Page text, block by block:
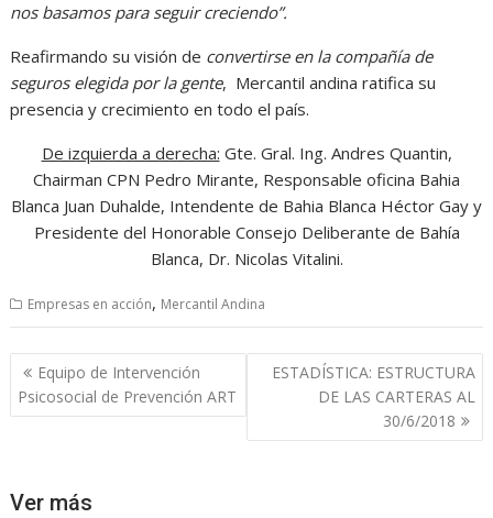
nos basamos para seguir creciendo”.
Reafirmando su visión de convertirse en la compañía de
seguros elegida por la gente, Mercantil andina ratifica su
presencia y crecimiento en todo el país.
De izquierda a derecha: Gte. Gral. Ing. Andres Quantin,
Chairman CPN Pedro Mirante, Responsable oficina Bahia
Blanca Juan Duhalde, Intendente de Bahia Blanca Héctor Gay y
Presidente del Honorable Consejo Deliberante de Bahía
Blanca, Dr. Nicolas Vitalini.
Empresas en acción, Mercantil Andina
Navegación
de
entradas
Equipo de Intervención
Psicosocial de Prevención ART
ESTADÍSTICA: ESTRUCTURA
DE LAS CARTERAS AL
30/6/2018
Ver más